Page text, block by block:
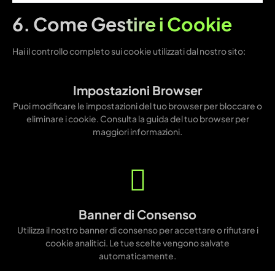
6. Come Gestire i Cookie
Hai il controllo completo sui cookie utilizzati dal nostro sito:
Impostazioni Browser
Puoi modificare le impostazioni del tuo browser per bloccare o
eliminare i cookie. Consulta la guida del tuo browser per
maggiori informazioni.
Banner di Consenso
Utilizza il nostro banner di consenso per accettare o rifiutare i
cookie analitici. Le tue scelte vengono salvate
automaticamente.